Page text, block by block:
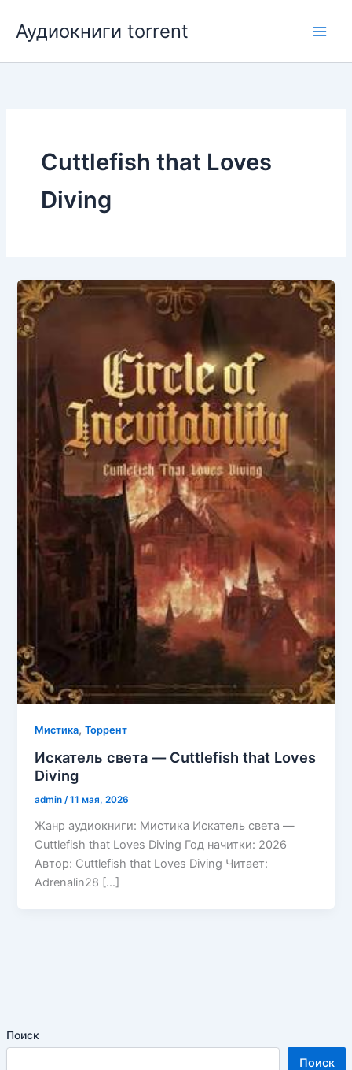
содержимому
Аудиокниги torrent
Поиск
Поиск
Cuttlefish that Loves
Diving
Мистика,Торрент
Искатель света — Cuttlefish that Loves
Diving
admin/11 мая, 2026
Жанр аудиокниги: Мистика Искатель света —
Cuttlefish that Loves Diving Год начитки: 2026
Автор: Cuttlefish that Loves Diving Читает:
Adrenalin28 […]